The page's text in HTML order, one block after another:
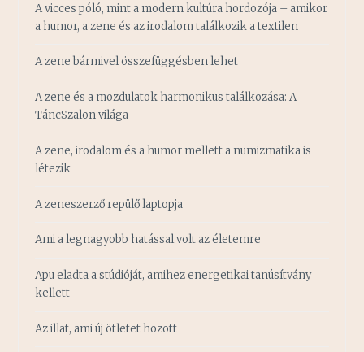
A vicces póló, mint a modern kultúra hordozója – amikor
a humor, a zene és az irodalom találkozik a textilen
A zene bármivel összefüggésben lehet
A zene és a mozdulatok harmonikus találkozása: A
TáncSzalon világa
A zene, irodalom és a humor mellett a numizmatika is
létezik
A zeneszerző repülő laptopja
Ami a legnagyobb hatással volt az életemre
Apu eladta a stúdióját, amihez energetikai tanúsítvány
kellett
Az illat, ami új ötletet hozott